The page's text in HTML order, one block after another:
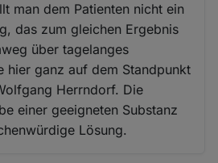
man dem Patienten nicht ein
das zum gleichen Ergebnis
über tagelanges
hier ganz auf dem Standpunkt
Herrndorf. Die
einer geeigneten Substanz
Lösung.